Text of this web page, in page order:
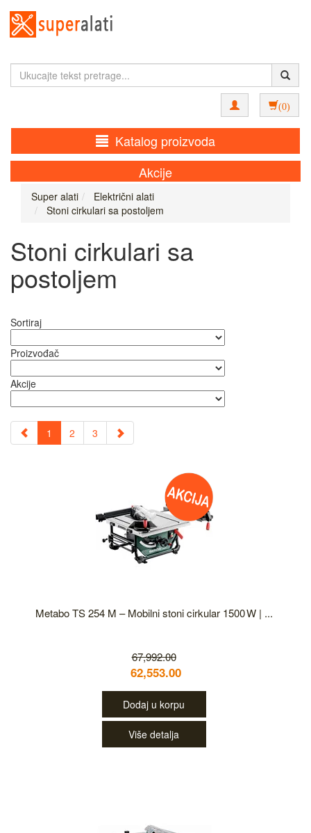
(0)
Katalog proizvoda
Akcije
Super alati
Električni alati
Stoni cirkulari sa postoljem
Stoni cirkulari sa
postoljem
Sortiraj
Proizvođač
Akcije
1 2 3
Metabo TS 254 M – Mobilni stoni cirkular 1500 W | ...
67,992.00
62,553.00
Dodaj u korpu
Više detalja